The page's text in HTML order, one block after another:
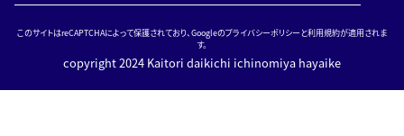
このサイトはreCAPTCHAによって保護されており、Googleのプライバシーポリシーと利用規約が適用されま
す。
copyright 2024 Kaitori daikichi ichinomiya hayaike